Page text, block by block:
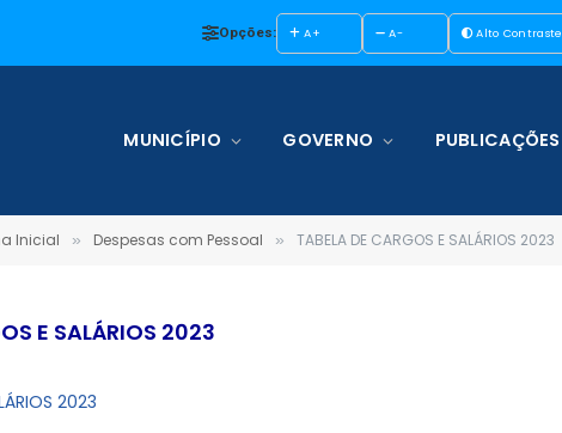
Opções: A+ A- Alto Contraste
MUNICÍPIO GOVERNO PUBLICAÇÕES
Inicial » Despesas com Pessoal » TABELA DE CARGOS E SALÁRIOS 2023
E SALÁRIOS 2023
2023